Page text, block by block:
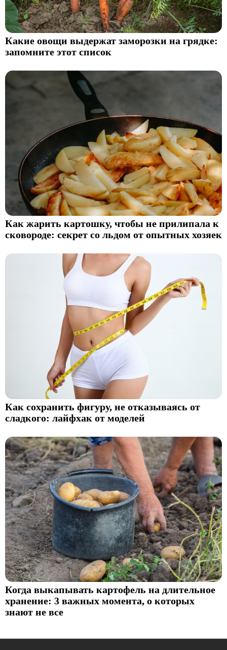
Какие овощи выдержат заморозки на грядке:
запомните этот список
Как жарить картошку, чтобы не прилипала к
сковороде: секрет со льдом от опытных хозяек
Как сохранить фигуру, не отказываясь от
сладкого: лайфхак от моделей
Когда выкапывать картофель на длительное
хранение: 3 важных момента, о которых
знают не все